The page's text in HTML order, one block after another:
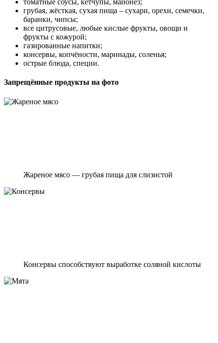
томатные соусы, кетчупы, майонез;
грубая, жёсткая, сухая пища – сухари, орехи, семечки,
баранки, чипсы;
все цитрусовые, любые кислые фрукты, овощи и
фрукты с кожурой;
газированные напитки;
консервы, копчёности, маринады, соленья;
острые блюда, специи.
Запрещённые продукты на фото
Жареное мясо — грубая пища для слизистой
Консервы способствуют выработке соляной кислоты